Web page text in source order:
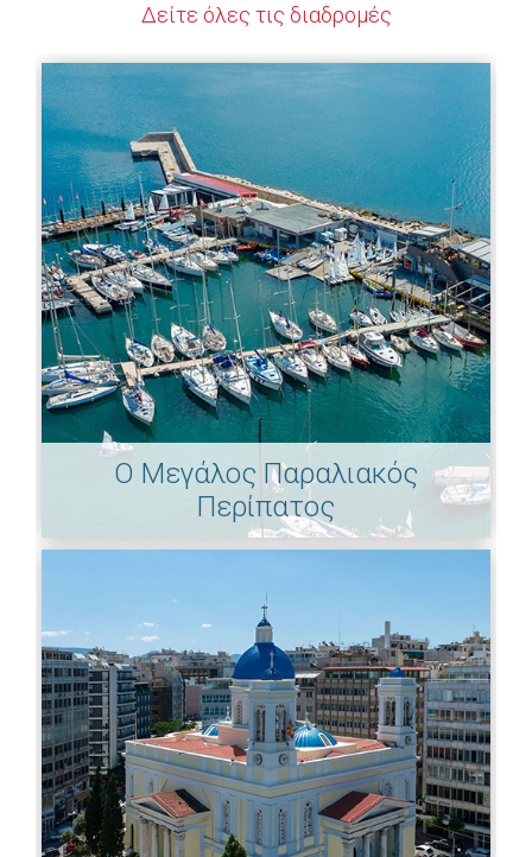
Δείτε όλες τις διαδρομές
Ο Μεγάλος Παραλιακός
Περίπατος